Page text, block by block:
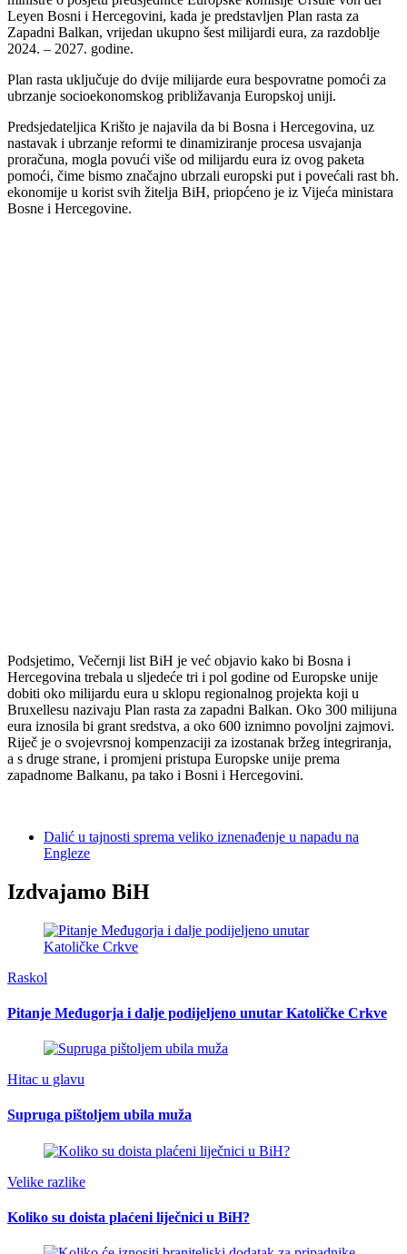
Leyen Bosni i Hercegovini, kada je predstavljen Plan rasta za
Zapadni Balkan, vrijedan ukupno šest milijardi eura, za razdoblje
2024. – 2027. godine.
Plan rasta uključuje do dvije milijarde eura bespovratne pomoći za
ubrzanje socioekonomskog približavanja Europskoj uniji.
Predsjedateljica Krišto je najavila da bi Bosna i Hercegovina, uz
nastavak i ubrzanje reformi te dinamiziranje procesa usvajanja
proračuna, mogla povući više od milijardu eura iz ovog paketa
pomoći, čime bismo značajno ubrzali europski put i povećali rast bh.
ekonomije u korist svih žitelja BiH, priopćeno je iz Vijeća ministara
Bosne i Hercegovine.
Podsjetimo, Večernji list BiH je već objavio kako bi Bosna i
Hercegovina trebala u sljedeće tri i pol godine od Europske unije
dobiti oko milijardu eura u sklopu regionalnog projekta koji u
Bruxellesu nazivaju Plan rasta za zapadni Balkan. Oko 300 milijuna
eura iznosila bi grant sredstva, a oko 600 iznimno povoljni zajmovi.
Riječ je o svojevrsnoj kompenzaciji za izostanak bržeg integriranja,
a s druge strane, i promjeni pristupa Europske unije prema
zapadnome Balkanu, pa tako i Bosni i Hercegovini.
Dalić u tajnosti sprema veliko iznenađenje u napadu na
Engleze
Izdvajamo BiH
Raskol
Pitanje Međugorja i dalje podijeljeno unutar Katoličke Crkve
Hitac u glavu
Supruga pištoljem ubila muža
Velike razlike
Koliko su doista plaćeni liječnici u BiH?